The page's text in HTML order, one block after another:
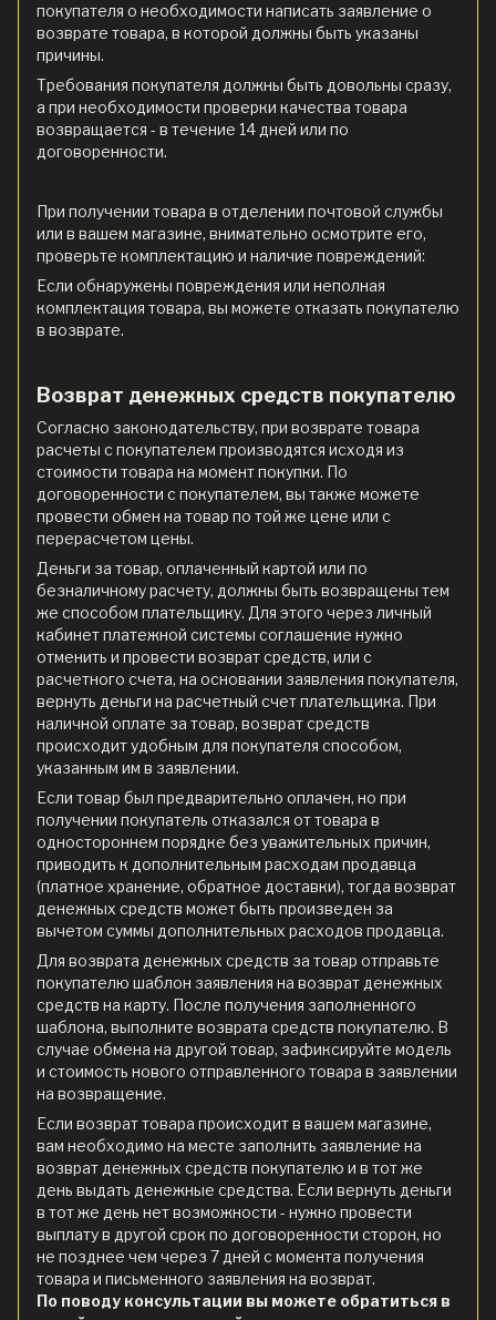
покупателя о необходимости написать заявление о
возврате товара, в которой должны быть указаны
причины.
Требования покупателя должны быть довольны сразу,
а при необходимости проверки качества товара
возвращается - в течение 14 дней или по
договоренности.
При получении товара в отделении почтовой службы
или в вашем магазине, внимательно осмотрите его,
проверьте комплектацию и наличие повреждений:
Если обнаружены повреждения или неполная
комплектация товара, вы можете отказать покупателю
в возврате.
Возврат денежных средств покупателю
Согласно законодательству, при возврате товара
расчеты с покупателем производятся исходя из
стоимости товара на момент покупки. По
договоренности с покупателем, вы также можете
провести обмен на товар по той же цене или с
перерасчетом цены.
Деньги за товар, оплаченный картой или по
безналичному расчету, должны быть возвращены тем
же способом плательщику. Для этого через личный
кабинет платежной системы соглашение нужно
отменить и провести возврат средств, или с
расчетного счета, на основании заявления покупателя,
вернуть деньги на расчетный счет плательщика. При
наличной оплате за товар, возврат средств
происходит удобным для покупателя способом,
указанным им в заявлении.
Если товар был предварительно оплачен, но при
получении покупатель отказался от товара в
одностороннем порядке без уважительных причин,
приводить к дополнительным расходам продавца
(платное хранение, обратное доставки), тогда возврат
денежных средств может быть произведен за
вычетом суммы дополнительных расходов продавца.
Для возврата денежных средств за товар отправьте
покупателю шаблон заявления на возврат денежных
средств на карту. После получения заполненного
шаблона, выполните возврата средств покупателю. В
случае обмена на другой товар, зафиксируйте модель
и стоимость нового отправленного товара в заявлении
на возвращение.
Если возврат товара происходит в вашем магазине,
вам необходимо на месте заполнить заявление на
возврат денежных средств покупателю и в тот же
день выдать денежные средства. Если вернуть деньги
в тот же день нет возможности - нужно провести
выплату в другой срок по договоренности сторон, но
не позднее чем через 7 дней с момента получения
товара и письменного заявления на возврат.
По поводу консультации вы можете обратиться в